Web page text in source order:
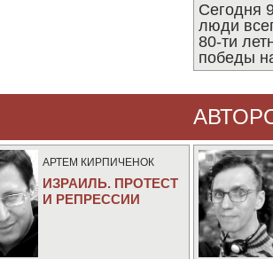
Сегодня
люди
80-ти
победы
АРТЕМ КИРПИЧЕНОК
ИЗРАИЛЬ. ПРОТЕСТ
И РЕПРЕССИИ